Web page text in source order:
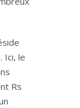
Ici, le
Rs